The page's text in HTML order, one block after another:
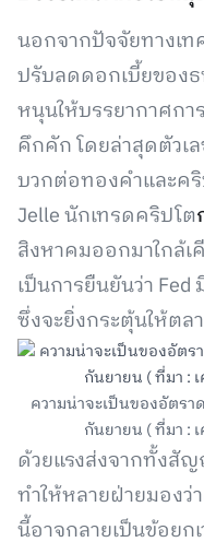
นอกจากปัจจัยทางเ
ปรับลดดอกเบี้ยของธ
หนุนให้บรรยากาศก
คึกคัก โดยล่าสุดตัวเ
บวกต่อทองคำและค
Jelle นักเทรดคริปโต
สิงหาคมออกมาใกล้
เป็นการยืนยันว่า
ซึ่งจะยิ่งกระตุ้นให้ต
ความน่าจะเป็นของอัตรา
กันยายน ( ที่มา :
ด้วยแรงส่งจากทั้งสั
ทำให้หลายฝ่ายมอง
นี้อาจกลายเป็นข้อยก